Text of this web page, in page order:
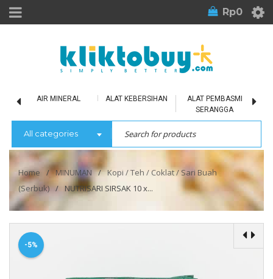
Rp0
AIR MINERAL ALAT KEBERSIHAN
ALAT PEMBASMI
SERANGGA
All categories
Home / MINUMAN /
Kopi / Teh / Coklat / Sari Buah
(Serbuk) / NUTRISARI SIRSAK 10 x...
-5%